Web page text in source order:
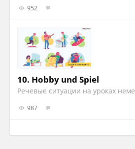
952
10. Hobby und Spiel
Речевые ситуации на уроках
987